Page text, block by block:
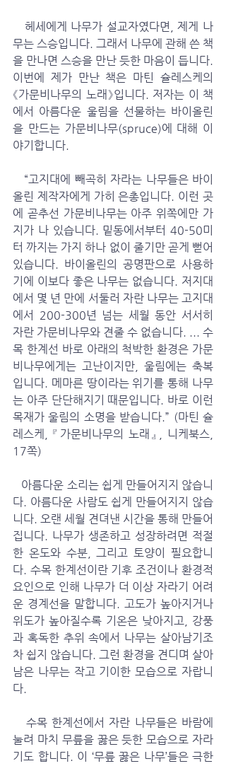
무는 스승입니다. 그래서 나무에 관해 쓴 책
을 만나면 스승을 만난 듯한 마음이 듭니다.
이번에 제가 만난 책은 마틴 슐레스케의
《가문비나무의 노래》입니다. 저자는 이 책
에서 아름다운 울림을 선물하는 바이올린
을 만드는 가문비나무(spruce)에 대해 이
야기합니다.
올린 제작자에게 가히 은총입니다. 이런 곳
에 곧추선 가문비나무는 아주 위쪽에만 가
지가 나 있습니다. 밑동에서부터 40-50미
터 까지는 가지 하나 없이 줄기만 곧게 뻗어
있습니다. 바이올린의 공명판으로 사용하
기에 이보다 좋은 나무는 없습니다. 저지대
에서 몇 년 만에 서둘러 자란 나무는 고지대
에서 200-300년 넘는 세월 동안 서서히
자란 가문비나무와 견줄 수 없습니다. ... 수
목 한계선 바로 아래의 척박한 환경은 가문
비나무에게는 고난이지만, 울림에는 축복
입니다. 메마른 땅이라는 위기를 통해 나무
는 아주 단단해지기 때문입니다. 바로 이런
목재가 울림의 소명을 받습니다.” (마틴 슐
레스케, 『가문비나무의 노래』, 니케북스,
17쪽)
다. 아름다운 사람도 쉽게 만들어지지 않습
니다. 오랜 세월 견뎌낸 시간을 통해 만들어
집니다. 나무가 생존하고 성장하려면 적절
한 온도와 수분, 그리고 토양이 필요합니
다. 수목 한계선이란 기후 조건이나 환경적
요인으로 인해 나무가 더 이상 자라기 어려
운 경계선을 말합니다. 고도가 높아지거나
위도가 높아질수록 기온은 낮아지고, 강풍
과 혹독한 추위 속에서 나무는 살아남기조
차 쉽지 않습니다. 그런 환경을 견디며 살아
남은 나무는 작고 기이한 모습으로 자랍니
다.
눌려 마치 무릎을 꿇은 듯한 모습으로 자라
기도 합니다. 이 ‘무릎 꿇은 나무’들은 극한